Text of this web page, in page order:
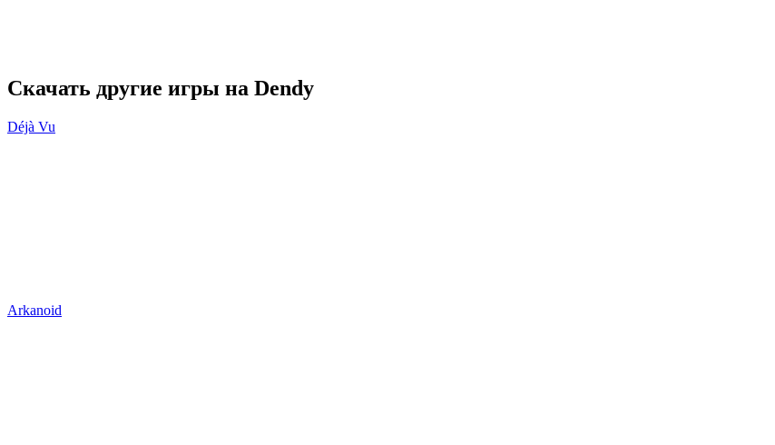
Скачать другие игры на Dendy
Déjà Vu
Arkanoid